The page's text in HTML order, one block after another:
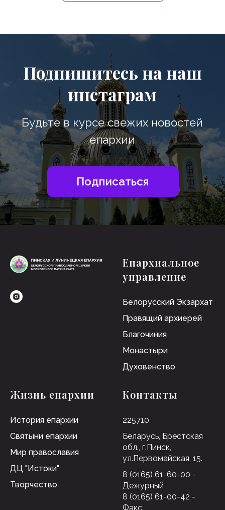
Епархиальное
управление
Белорусский Экзархат
Правящий архиерей
Благочиния
Монастыри
Духовенство
Жизнь епархии
История епархии
Святыни епархии
Мир православия
ДЦ "Истоки"
Творчество
Контакты
225710
Беларусь, Брестская
обл., г.Пинск,
ул.Первомайская, 15.
8 (0165) 61-60-00 -
Дежурный
8 (0165) 61-00-42 -
Факс